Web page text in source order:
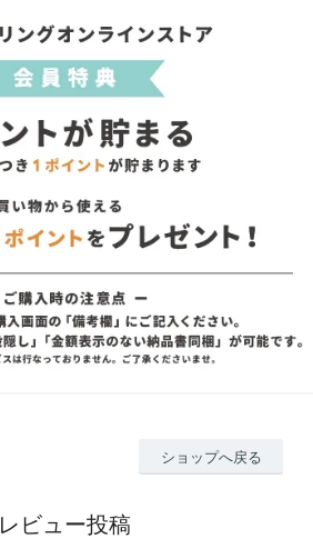
ショップへ戻る
レビュー投稿